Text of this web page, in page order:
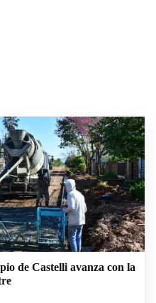
de Castelli avanza con la